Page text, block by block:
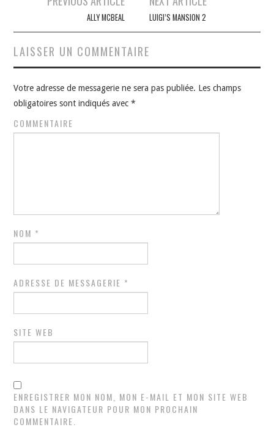
articles
ALLY MCBEAL LUIGI’S MANSION 2
LAISSER UN COMMENTAIRE
Votre adresse de messagerie ne sera pas publiée. Les champs
obligatoires sont indiqués avec*
COMMENTAIRE
NOM *
ADRESSE DE MESSAGERIE *
SITE WEB
ENREGISTRER MON NOM, MON E-MAIL ET MON SITE WEB
DANS LE NAVIGATEUR POUR MON PROCHAIN
COMMENTAIRE.